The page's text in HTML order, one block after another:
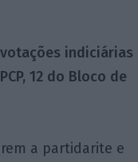
indiciárias
12 do Bloco de
a partidarite e